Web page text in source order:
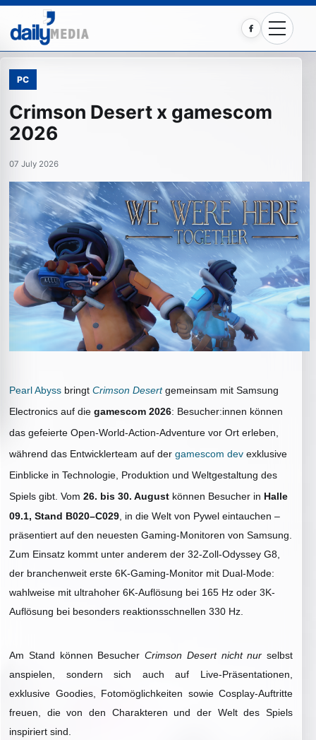
Facebook
PC
Crimson Desert x gamescom
2026
07 July 2026
Pearl Abyss bringt Crimson Desert gemeinsam mit Samsung
Electronics auf die gamescom 2026: Besucher:innen können
das gefeierte Open-World-Action-Adventure vor Ort erleben,
während das Entwicklerteam auf der gamescom dev exklusive
Einblicke in Technologie, Produktion und Weltgestaltung des
Spiels gibt. Vom 26. bis 30. August können Besucher in Halle
09.1, Stand B020–C029 , in die Welt von Pywel eintauchen –
präsentiert auf den neuesten Gaming-Monitoren von Samsung.
Zum Einsatz kommt unter anderem der 32-Zoll-Odyssey G8,
der branchenweit erste 6K-Gaming-Monitor mit Dual-Mode:
wahlweise mit ultrahoher 6K-Auflösung bei 165 Hz oder 3K-
Auflösung bei besonders reaktionsschnellen 330 Hz.
Am Stand können Besucher Crimson Desert nicht nur selbst
anspielen, sondern sich auch auf Live-Präsentationen,
exklusive Goodies, Fotomöglichkeiten sowie Cosplay-Auftritte
freuen, die von den Charakteren und der Welt des Spiels
inspiriert sind.